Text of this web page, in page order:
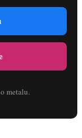
metalu.